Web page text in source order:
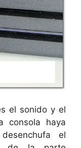
el sonido y el
consola haya
el